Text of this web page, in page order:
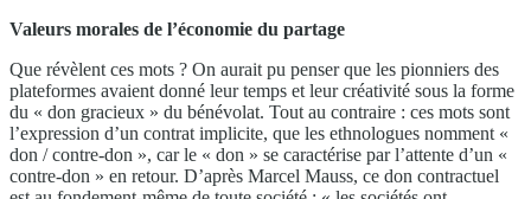
Valeurs morales de l’économie du partage
Que révèlent ces mots ? On aurait pu penser que les pionniers des
plateformes avaient donné leur temps et leur créativité sous la forme
du « don gracieux » du bénévolat. Tout au contraire : ces mots sont
l’expression d’un contrat implicite, que les ethnologues nomment «
don / contre-don », car le « don » se caractérise par l’attente d’un «
contre-don » en retour. D’après Marcel Mauss, ce don contractuel